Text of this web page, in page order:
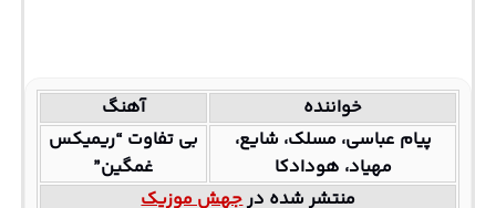
خواننده
آهنگ
پیام عباسی، مسلک، شایع،
مهیاد، هودادکا
بی تفاوت “ریمیکس
غمگین”
منتشر شده درجهش موزیک